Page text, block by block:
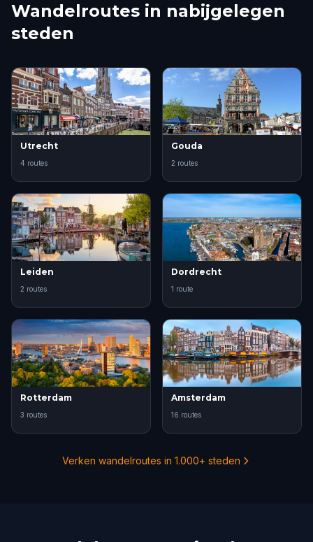
Wandelroutes in nabijgelegen
steden
Utrecht
4 routes
Gouda
2 routes
Leiden
2 routes
Dordrecht
1 route
Rotterdam
3 routes
Amsterdam
16 routes
Verken wandelroutes in 1.000+ steden